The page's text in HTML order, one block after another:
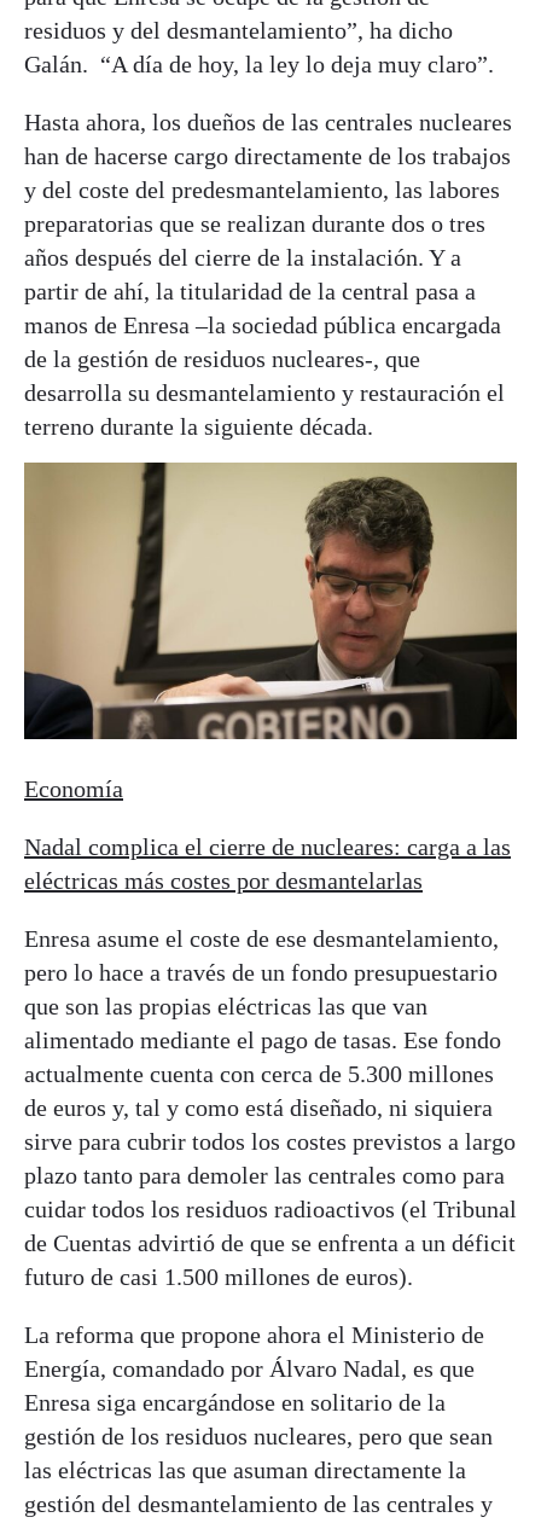
residuos y del desmantelamiento”, ha dicho
Galán. “A día de hoy, la ley lo deja muy claro”.
Hasta ahora, los dueños de las centrales nucleares
han de hacerse cargo directamente de los trabajos
y del coste del predesmantelamiento, las labores
preparatorias que se realizan durante dos o tres
años después del cierre de la instalación. Y a
partir de ahí, la titularidad de la central pasa a
manos de Enresa –la sociedad pública encargada
de la gestión de residuos nucleares-, que
desarrolla su desmantelamiento y restauración el
terreno durante la siguiente década.
Economía
Nadal complica el cierre de nucleares: carga a las
eléctricas más costes por desmantelarlas
Enresa asume el coste de ese desmantelamiento,
pero lo hace a través de un fondo presupuestario
que son las propias eléctricas las que van
alimentado mediante el pago de tasas. Ese fondo
actualmente cuenta con cerca de 5.300 millones
de euros y, tal y como está diseñado, ni siquiera
sirve para cubrir todos los costes previstos a largo
plazo tanto para demoler las centrales como para
cuidar todos los residuos radioactivos (el Tribunal
de Cuentas advirtió de que se enfrenta a un déficit
futuro de casi 1.500 millones de euros).
La reforma que propone ahora el Ministerio de
Energía, comandado por Álvaro Nadal, es que
Enresa siga encargándose en solitario de la
gestión de los residuos nucleares, pero que sean
las eléctricas las que asuman directamente la
gestión del desmantelamiento de las centrales y